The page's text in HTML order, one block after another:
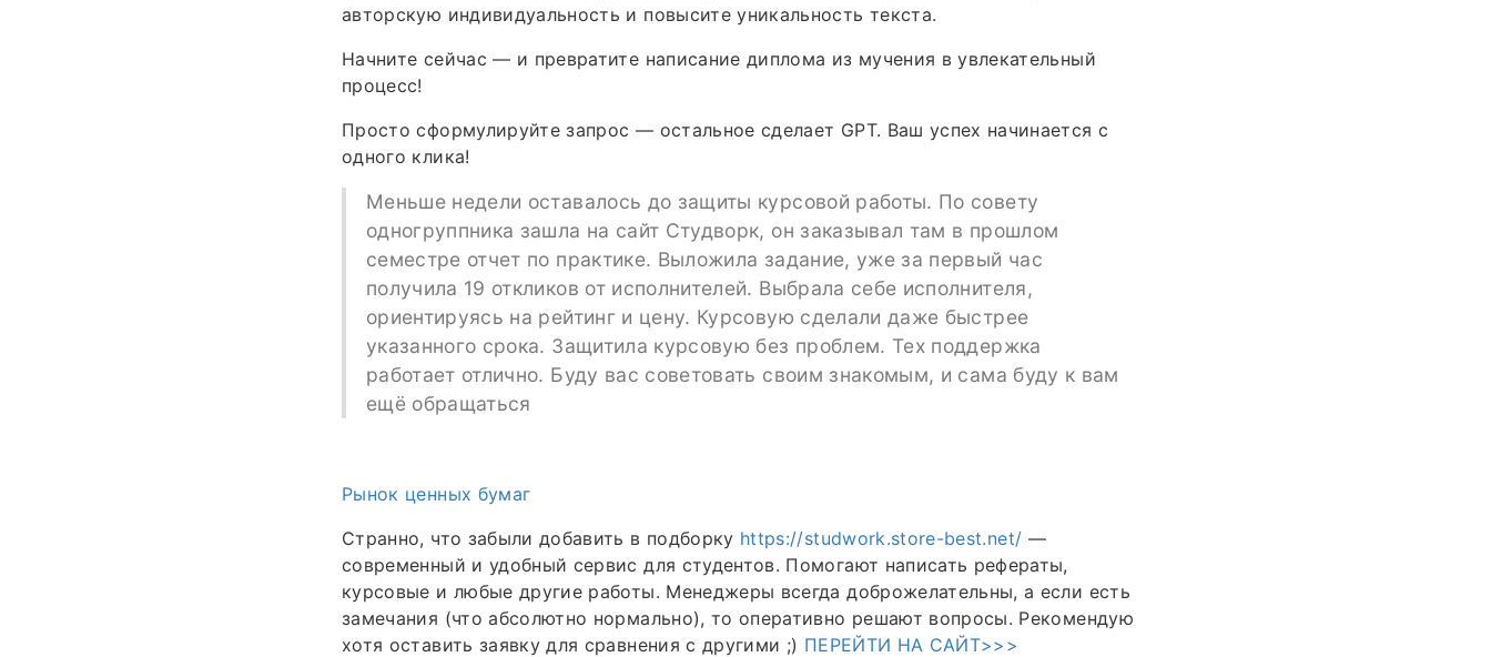
авторскую индивидуальность и повысите уникальность текста.
Начните сейчас — и превратите написание диплома из мучения в увлекательный
процесс!
Просто сформулируйте запрос — остальное сделает GPT. Ваш успех начинается с
одного клика!
Меньше недели оставалось до защиты курсовой работы. По совету
одногруппника зашла на сайт Студворк, он заказывал там в прошлом
семестре отчет по практике. Выложила задание, уже за первый час
получила 19 откликов от исполнителей. Выбрала себе исполнителя,
ориентируясь на рейтинг и цену. Курсовую сделали даже быстрее
указанного срока. Защитила курсовую без проблем. Тех поддержка
работает отлично. Буду вас советовать своим знакомым, и сама буду к вам
ещё обращаться
Рынок ценных бумаг
Странно, что забыли добавить в подборку https://studwork.store-best.net/ —
современный и удобный сервис для студентов. Помогают написать рефераты,
курсовые и любые другие работы. Менеджеры всегда доброжелательны, а если есть
замечания (что абсолютно нормально), то оперативно решают вопросы. Рекомендую
хотя оставить заявку для сравнения с другими ;) ПЕРЕЙТИ НА САЙТ>>>